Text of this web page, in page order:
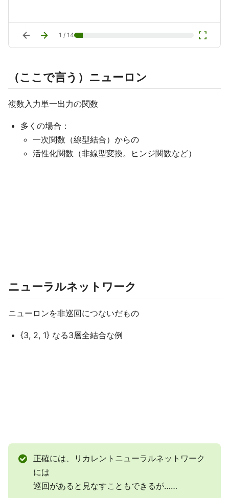
arrow_back arrow_forward 1 / 14 fullscreen
（ここで言う）ニューロン​
複数入力単一出力の関数​
多くの場合：​
一次関数（線型結合）からの​
活性化関数（非線型変換。ヒンジ関数など）​
ニューラルネットワーク​
ニューロンを非巡回につないだもの​
{3, 2, 1} なる3層全結合な例
正確には、リカレントニューラルネットワーク
には​
巡回があると見なすこともできるが……​